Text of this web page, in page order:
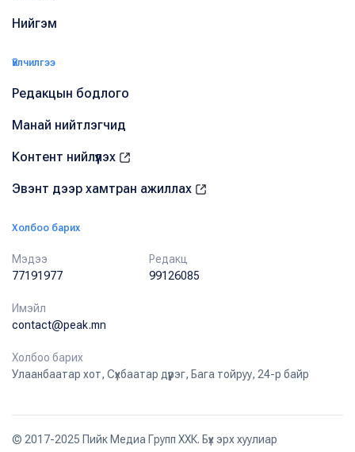
Нийгэм
Үйлчилгээ
Редакцын бодлого
Манай нийтлэгчид
Контент нийлүүлэх
Эвэнт дээр хамтран ажиллах
Холбоо барих
Мэдээ
77191977
Редакц
99126085
Имэйл
contact@peak.mn
Холбоо барих
Улаанбаатар хот, Сүхбаатар дүүрэг, Бага тойруу, 24-р байр
© 2017-2025 Пийк Медиа Групп ХХК. Бүх эрх хуулиар